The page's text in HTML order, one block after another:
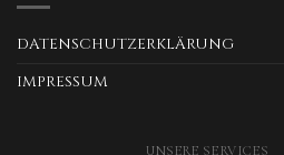
DATENSCHUTZERKLÄRUNG
IMPRESSUM
UNSERE SERVICES